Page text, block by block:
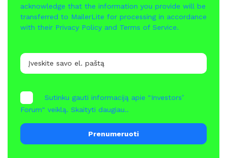
acknowledge that the information you provide will be
transferred to MailerLite for processing in accordance
with their Privacy Policy and Terms of Service.
Sutinku gauti informaciją apie "Investors’
Forum" veiklą. Skaityti daugiau..
Prenumeruoti